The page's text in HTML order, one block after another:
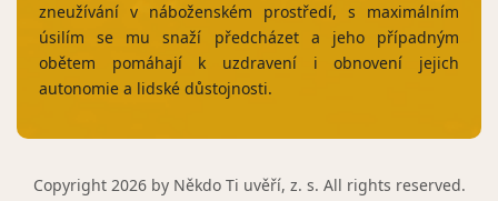
zneužívání v náboženském prostředí, s maximálním
úsilím se mu snaží předcházet a jeho případným
obětem pomáhají k uzdravení i obnovení jejich
autonomie a lidské důstojnosti.
Copyright 2026 by Někdo Ti uvěří, z. s. All rights reserved.